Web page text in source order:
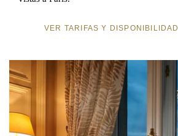
VER TARIFAS Y DISPONIBILIDAD